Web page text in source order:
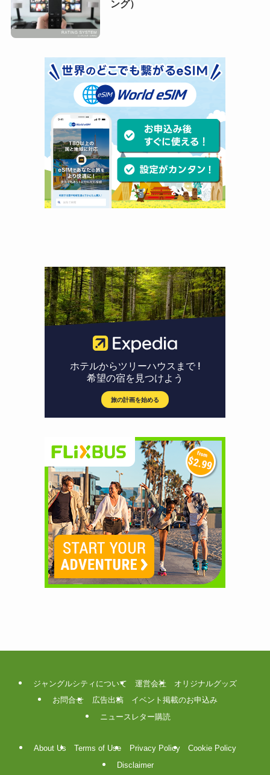
ング）
ジャングルシティについて 運営会社
オリジナルグッズ
お問合せ
広告出稿
イベント掲載のお申込み
ニュースレター購読
About Us Terms of Use Privacy Policy
Cookie Policy
Disclaimer